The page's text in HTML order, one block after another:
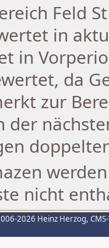
Feld
in
in
da
zur
der
nicht
2026 Heinz Herzog,